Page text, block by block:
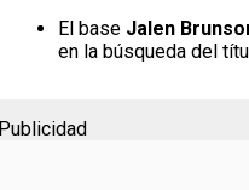
El base Jalen
en la búsqueda del